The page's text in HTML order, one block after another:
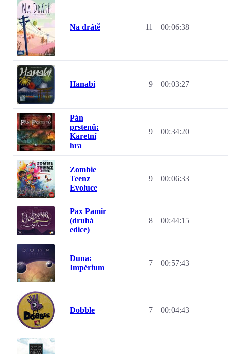
Na drátě 11 00:06:38
Hanabi 9 00:03:27
Pán
prstenů:
Karetní
hra
9 00:34:20
Zombie
Teenz
Evoluce
9 00:06:33
Pax Pamir
(druhá
edice)
8 00:44:15
Duna:
Impérium
7 00:57:43
Dobble 7 00:04:43